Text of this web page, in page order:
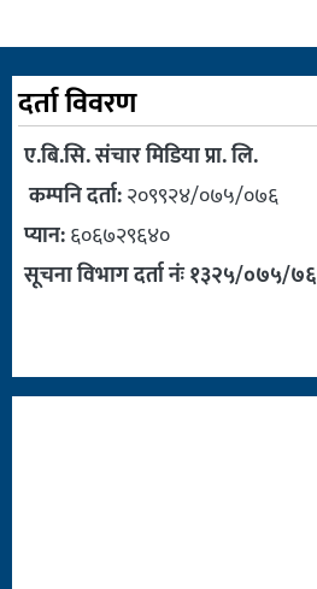
दर्ता विवरण
ए.बि.सि. संचार मिडिया प्रा. लि.
कम्पनि दर्ता:२०९९२४/०७५/०७६
प्यान:६०६७२९६४०
सूचना विभाग दर्ता नंः १३२५/०७५/७६